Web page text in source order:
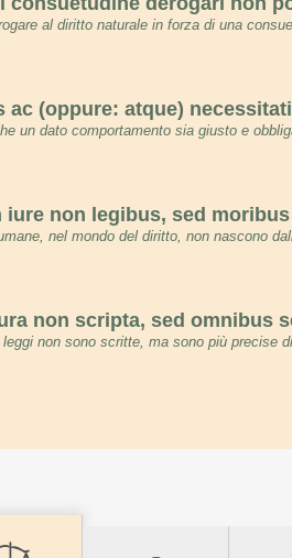
al diritto naturale in forza di una
ac (oppure: atque)
un dato comportamento sia giusto e
iure non legibus, sed
nel mondo del diritto, non nascono
non scripta, sed omnibus
non sono scritte, ma sono più precise